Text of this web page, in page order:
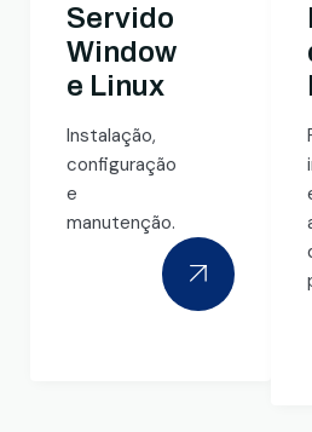
Servidores
Windows
e Linux
Instalação,
configuração
e
manutenção.